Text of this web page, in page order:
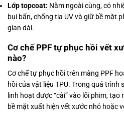
Lớp topcoat: Nằm ngoài cùng, có
bụi bẩn, chống tia UV và giữ bề mặt
gian dài.
Cơ chế PPF tự phục hồi vết
nào?
Cơ chế tự phục hồi trên màng PPF
hồi của vật liệu TPU. Trong quá trình
linh hoạt được “cài” vào lõi phim,
bề mặt xuất hiện vết xước nhỏ hoặc